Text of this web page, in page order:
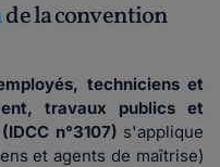
de la convention
techniciens et
travaux publics et
n°3107) s'applique
et agents de maîtrise)